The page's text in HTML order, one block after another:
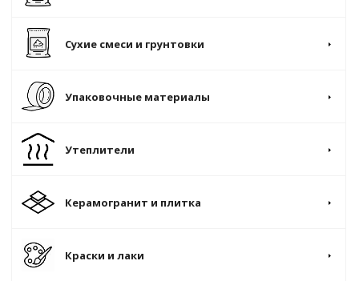
Сухие смеси и грунтовки
Упаковочные материалы
Утеплители
Керамогранит и плитка
Краски и лаки